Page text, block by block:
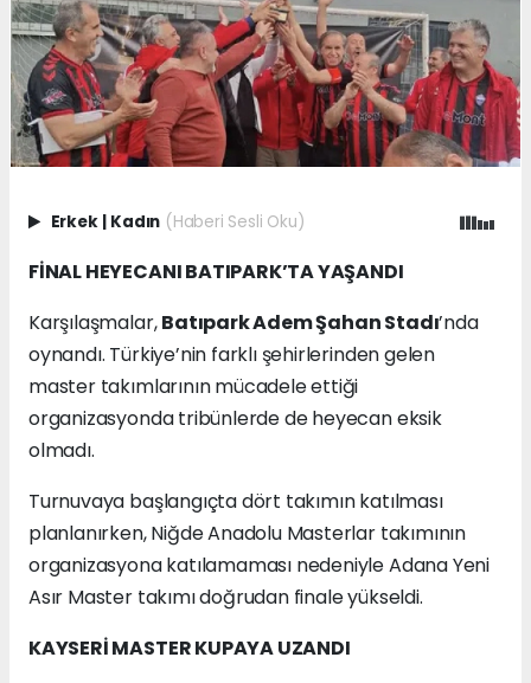
Erkek | Kadın (Haberi Sesli Oku)
FİNAL HEYECANI BATIPARK’TA YAŞANDI
Karşılaşmalar,Batıpark Adem Şahan Stadı’nda
oynandı. Türkiye’nin farklı şehirlerinden gelen
master takımlarının mücadele ettiği
organizasyonda tribünlerde de heyecan eksik
olmadı.
Turnuvaya başlangıçta dört takımın katılması
planlanırken, Niğde Anadolu Masterlar takımının
organizasyona katılamaması nedeniyle Adana Yeni
Asır Master takımı doğrudan finale yükseldi.
KAYSERİ MASTER KUPAYA UZANDI